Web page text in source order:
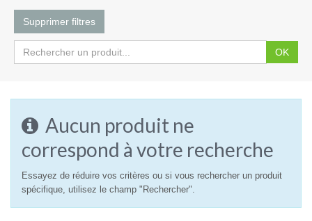
Supprimer filtres
OK
Aucun produit ne
correspond à votre recherche
Essayez de réduire vos critères ou si vous rechercher un produit
spécifique, utilisez le champ "Rechercher".